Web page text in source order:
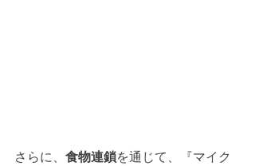
さらに、 食物連鎖を通じて、『マイク